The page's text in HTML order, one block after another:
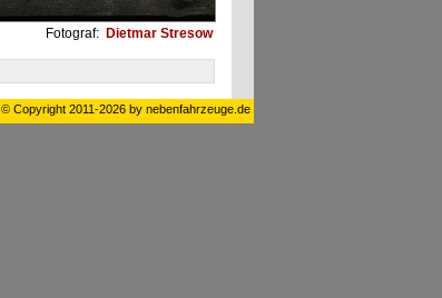
Fotograf: Dietmar Stresow
© Copyright 2011-2026 by nebenfahrzeuge.de